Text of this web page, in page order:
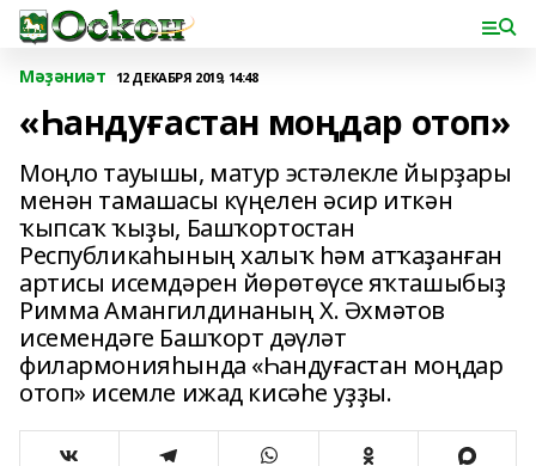
Мәҙәниәт 12 ДЕКАБРЯ 2019, 14:48
«Һандуғастан моңдар отоп»
Моңло тауышы, матур эстәлекле йырҙары
менән тамашасы күңелен әсир иткән
ҡыпсаҡ ҡыҙы, Башҡортостан
Республикаһының халыҡ һәм атҡаҙанған
артисы исемдәрен йөрөтөүсе яҡташыбыҙ
Римма Амангилдинаның Х. Әхмәтов
исемендәге Башҡорт дәүләт
филармонияһында «Һандуғастан моңдар
отоп» исемле ижад кисәһе уҙҙы.